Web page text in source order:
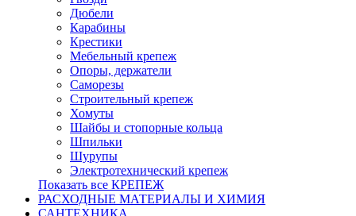
Дюбели
Карабины
Крестики
Мебельный крепеж
Опоры, держатели
Саморезы
Строительный крепеж
Хомуты
Шайбы и стопорные кольца
Шпильки
Шурупы
Электротехнический крепеж
Показать все КРЕПЕЖ
РАСХОДНЫЕ МАТЕРИАЛЫ И ХИМИЯ
САНТЕХНИКА